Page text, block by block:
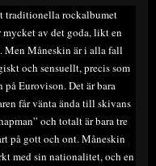
traditionella rockalbumet
av det goda, likt en
Men Måneskin är i alla fall
och sensuellt, precis som
på Eurovison. Det är bara
får vänta ända till skivans
och totalt är bara tre
på gott och ont. Måneskin
med sin nationalitet, och en